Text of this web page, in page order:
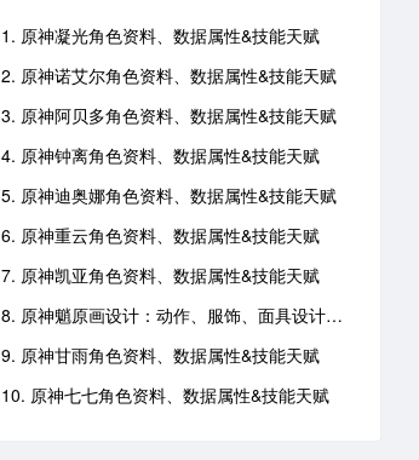
1. 原神凝光角色资料、数据属性&技能天赋
2. 原神诺艾尔角色资料、数据属性&技能天赋
3. 原神阿贝多角色资料、数据属性&技能天赋
4. 原神钟离角色资料、数据属性&技能天赋
5. 原神迪奥娜角色资料、数据属性&技能天赋
6. 原神重云角色资料、数据属性&技能天赋
7. 原神凯亚角色资料、数据属性&技能天赋
8. 原神魈原画设计：动作、服饰、面具设计灵感
9. 原神甘雨角色资料、数据属性&技能天赋
10. 原神七七角色资料、数据属性&技能天赋